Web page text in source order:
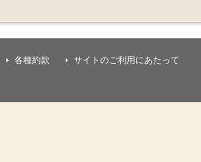
各種約款 サイトのご利用にあたって